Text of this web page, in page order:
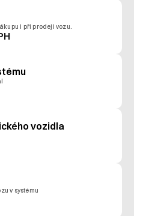
i při prodeji vozu.
vozidla
v systému